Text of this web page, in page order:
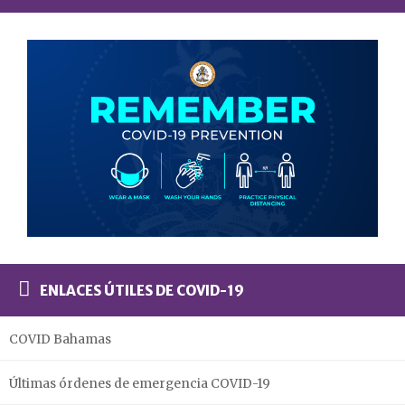
ENLACES ÚTILES DE COVID-19
COVID Bahamas
Últimas órdenes de emergencia COVID-19